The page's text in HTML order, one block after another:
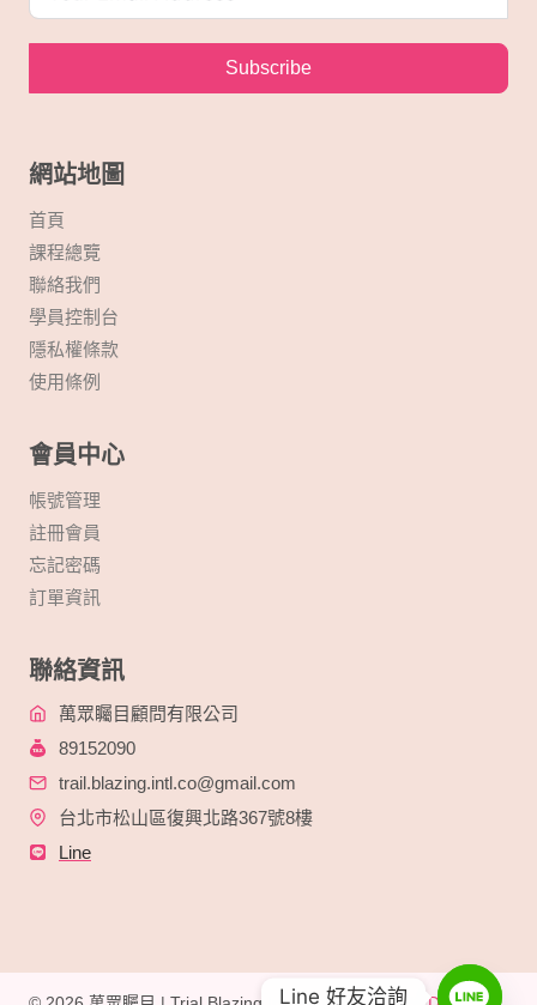
Subscribe
網站地圖
首頁
課程總覽
聯絡我們
學員控制台
隱私權條款
使用條例
會員中心
帳號管理
註冊會員
忘記密碼
訂單資訊
聯絡資訊
萬眾矚目顧問有限公司
89152090
trail.blazing.intl.co@gmail.com
台北市松山區復興北路367號8樓
Line
Line 好友洽詢